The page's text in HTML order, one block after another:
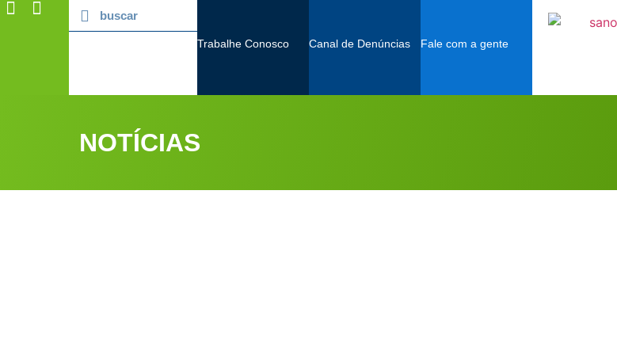
Trabalhe Conosco Canal de Denúncias Fale com a gente
NOTÍCIAS